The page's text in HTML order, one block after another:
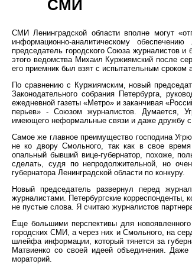
СМИ
СМИ Ленинградской области вполне могут
информационно-аналитическому
председатель городского Союза журналистов
этого ведомства Михаил Куржиямский после
его приемник был взят с испытательным сроком
По сравнению с Куржиямским, новый
Законодательного собрания Петербурга,
ежедневной газеты «Метро» и заканчивая
перьев» - Союзом журналистов. Думается,
имеющего неформальные связи и даже дружбу
Самое же главное преимущество господина
не ко двору Смольного, так как в свое
опальный бывший вице-губернатор, похоже,
сделать, судя по непродолжительной, но
губернатора Ленинградской области по конкуру.
Новый председатель развернул перед
журналистами. Петербургские корреспонденты,
не пустые слова. Я считаю журналистов
Еще большими перспективы для
городских СМИ, а через них и Смольного, на
шлейфа информации, который тянется за
Матвиенко со своей идеей объединения.
мораторий.